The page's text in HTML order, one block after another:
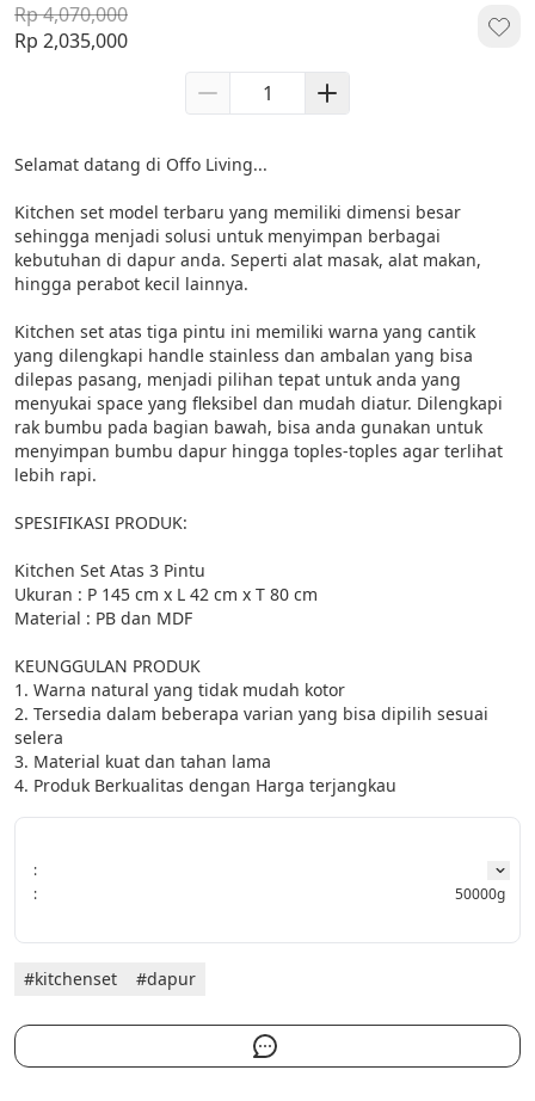
Rp 4,070,000
Rp 2,035,000
Selamat datang di Offo Living...
Kitchen set model terbaru yang memiliki dimensi besar
sehingga menjadi solusi untuk menyimpan berbagai
kebutuhan di dapur anda. Seperti alat masak, alat makan,
hingga perabot kecil lainnya.
Kitchen set atas tiga pintu ini memiliki warna yang cantik
yang dilengkapi handle stainless dan ambalan yang bisa
dilepas pasang, menjadi pilihan tepat untuk anda yang
menyukai space yang fleksibel dan mudah diatur. Dilengkapi
rak bumbu pada bagian bawah, bisa anda gunakan untuk
menyimpan bumbu dapur hingga toples-toples agar terlihat
lebih rapi.
SPESIFIKASI PRODUK:
Kitchen Set Atas 3 Pintu
Ukuran : P 145 cm x L 42 cm x T 80 cm
Material : PB dan MDF
KEUNGGULAN PRODUK
1. Warna natural yang tidak mudah kotor
2. Tersedia dalam beberapa varian yang bisa dipilih sesuai
selera
3. Material kuat dan tahan lama
4. Produk Berkualitas dengan Harga terjangkau
:
:
50000g
#kitchenset #dapur